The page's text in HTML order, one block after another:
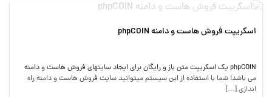
اسکریپت فروش هاست و دامنه phpCOIN
phpCOIN یک اسکریپت متن باز و رایگان برای ایجاد سایتهای فروش هاست و دامنه
می باشد! شما با استفاده از این سیستم میتوانید سایت فروش هاست و دامنه راه
اندازی […]